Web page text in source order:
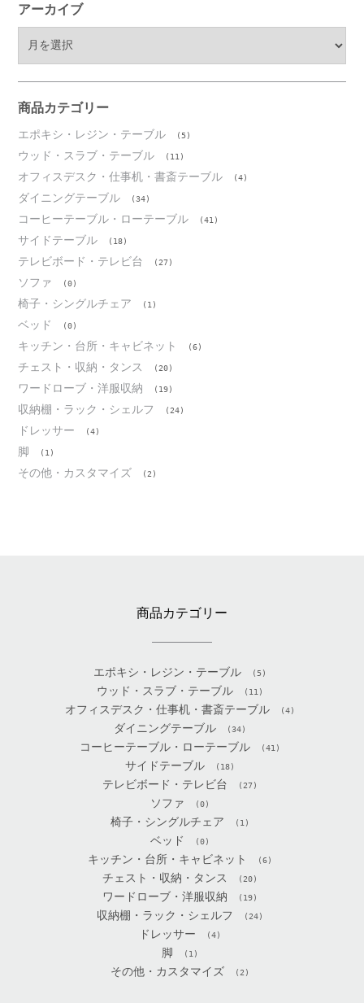
アーカイブ
ブ
商品カテゴリー
エポキシ・レジン・テーブル (5)
ウッド・スラブ・テーブル (11)
オフィスデスク・仕事机・書斎テーブル (4)
ダイニングテーブル (34)
コーヒーテーブル・ローテーブル (41)
サイドテーブル (18)
テレビボード・テレビ台 (27)
ソファ (0)
椅子・シングルチェア (1)
ベッド (0)
キッチン・台所・キャビネット (6)
チェスト・収納・タンス (20)
ワードローブ・洋服収納 (19)
収納棚・ラック・シェルフ (24)
ドレッサー (4)
脚 (1)
その他・カスタマイズ (2)
商品カテゴリー
エポキシ・レジン・テーブル (5)
ウッド・スラブ・テーブル (11)
オフィスデスク・仕事机・書斎テーブル (4)
ダイニングテーブル (34)
コーヒーテーブル・ローテーブル (41)
サイドテーブル (18)
テレビボード・テレビ台 (27)
ソファ (0)
椅子・シングルチェア (1)
ベッド (0)
キッチン・台所・キャビネット (6)
チェスト・収納・タンス (20)
ワードローブ・洋服収納 (19)
収納棚・ラック・シェルフ (24)
ドレッサー (4)
脚 (1)
その他・カスタマイズ (2)